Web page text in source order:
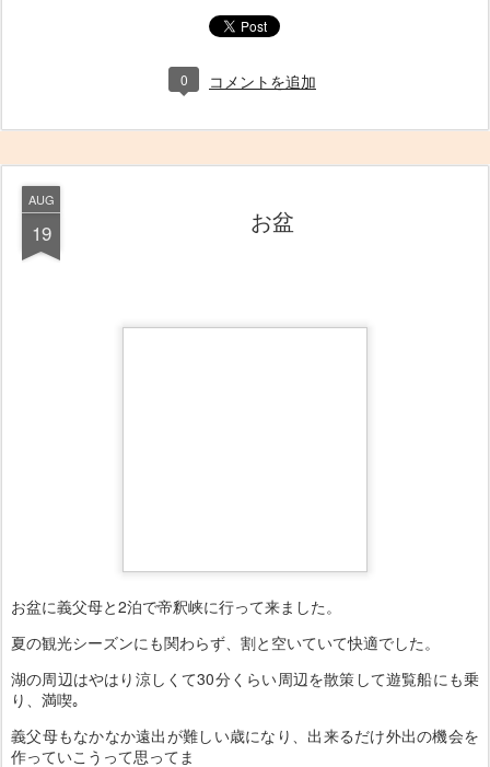
0 コメントを追加
AUG
19 お盆
お盆に義父母と2泊で帝釈峡に行って来ました。
夏の観光シーズンにも関わらず、割と空いていて快適でした。
湖の周辺はやはり涼しくて30分くらい周辺を散策して遊覧船にも乗
り、満喫｡
義父母もなかなか遠出が難しい歳になり、出来るだけ外出の機会を
作っていこうって思ってま